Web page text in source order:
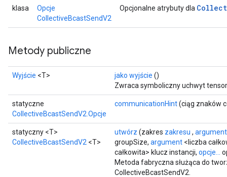
klasa
Opcje
CollectiveBcastSendV2
Opcjonalne atrybuty dla
Metody publiczne
Wyjście <T> jako wyjście ()
Zwraca symboliczny uchwyt
statyczne
CollectiveBcastSendV2.Opcje
communicationHint(ciąg znaków
statyczny <T>
CollectiveBcastSendV2 <T>
utwórz (zakres zakresu , argument
groupSize, argument <liczba
całkowita> klucz instancji, opcje...
Metoda fabryczna służąca do
CollectiveBcastSendV2.